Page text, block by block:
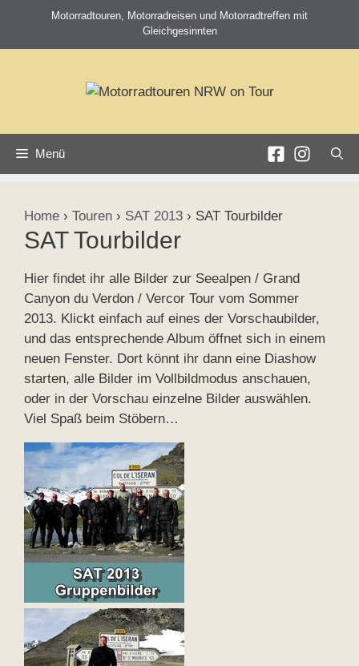
springen
Motorradtouren, Motorradreisen und Motorradtreffen mit
Gleichgesinnten
Menü
Home › Touren › SAT 2013 › SAT Tourbilder
SAT Tourbilder
Hier findet ihr alle Bilder zur Seealpen / Grand
Canyon du Verdon / Vercor Tour vom Sommer
2013. Klickt einfach auf eines der Vorschaubilder,
und das entsprechende Album öffnet sich in einem
neuen Fenster. Dort könnt ihr dann eine Diashow
starten, alle Bilder im Vollbildmodus anschauen,
oder in der Vorschau einzelne Bilder auswählen.
Viel Spaß beim Stöbern…